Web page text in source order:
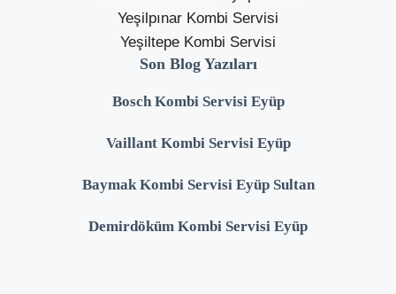
Yeşilpınar Kombi Servisi
Yeşiltepe Kombi Servisi
Son Blog Yazıları
Bosch Kombi Servisi Eyüp
Vaillant Kombi Servisi Eyüp
Baymak Kombi Servisi Eyüp Sultan
Demirdöküm Kombi Servisi Eyüp